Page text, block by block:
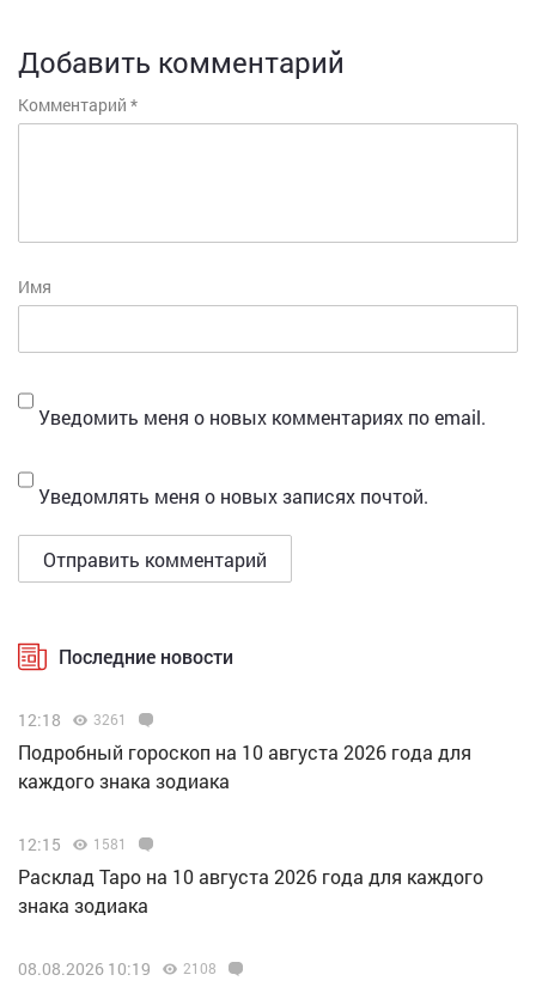
Добавить комментарий
Комментарий *
Имя
Уведомить меня о новых комментариях по email.
Уведомлять меня о новых записях почтой.
Последние новости
12:18 3261
Подробный гороскоп на 10 августа 2026 года для
каждого знака зодиака
12:15 1581
Расклад Таро на 10 августа 2026 года для каждого
знака зодиака
08.08.2026 10:19 2108